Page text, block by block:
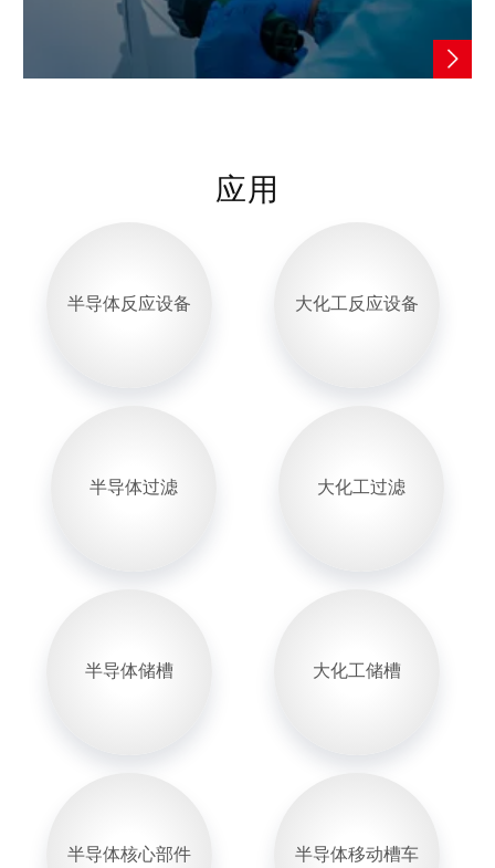
应用
半导体反应设备 大化工反应设备
半导体过滤 大化工过滤
半导体储槽 大化工储槽
半导体核心部件 半导体移动槽车